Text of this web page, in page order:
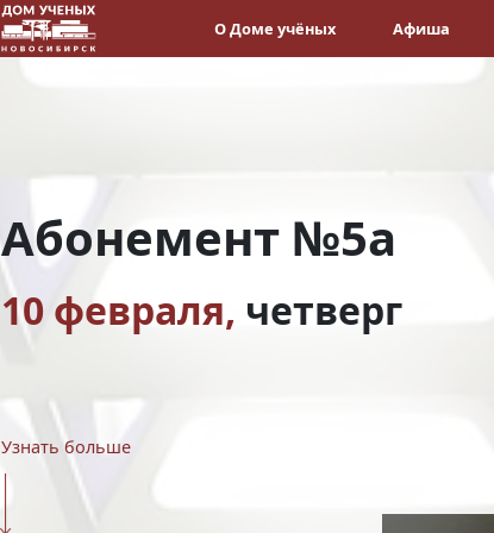
О Доме учёных Афиша
Абонемент №5а
10 февраля, четверг
Узнать больше